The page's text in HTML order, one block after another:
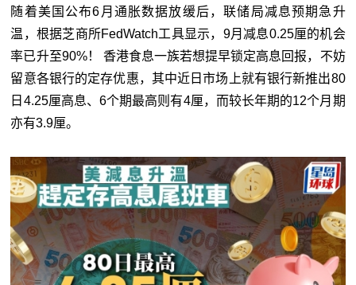
随着美国公布6月通胀数据放缓后，联储局减息预期急升
温，根据芝商所FedWatch工具显示，9月减息0.25厘的机会
率已升至90%！ 香港食息一族若想提早锁定高息回报，不妨
留意各银行的定存优惠，其中近日市场上就有银行新推出80
日4.25厘高息、6个期最高则有4厘，而较长年期的12个月期
亦有3.9厘。